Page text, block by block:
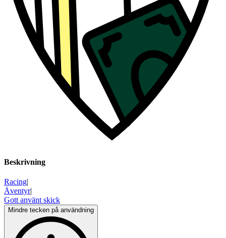
Beskrivning
Racing|
Äventyr|
Gott använt skick
Mindre tecken på användning